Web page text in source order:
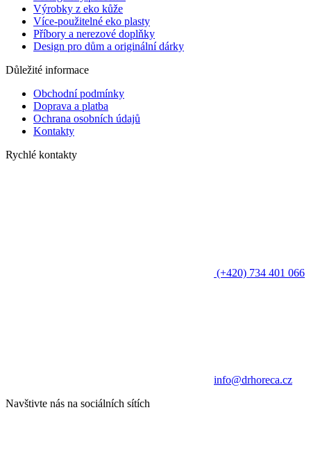
Výrobky z eko kůže
Více-použitelné eko plasty
Příbory a nerezové doplňky
Design pro dům a originální dárky
Důležité informace
Obchodní podmínky
Doprava a platba
Ochrana osobních údajů
Kontakty
Rychlé kontakty
(+420) 734 401 066
info@drhoreca.cz
Navštivte nás na sociálních sítích